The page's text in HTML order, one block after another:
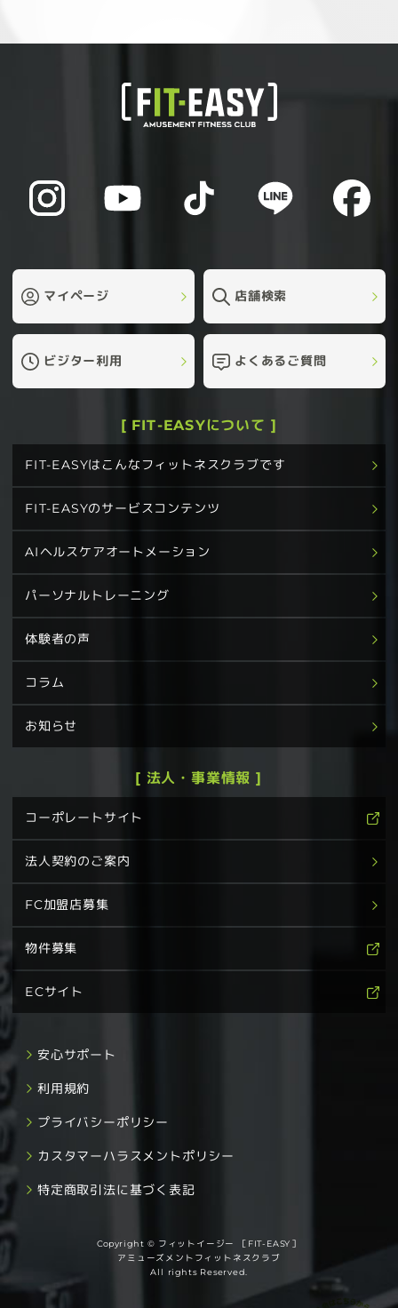
マイページ 店舗検索
ビジター利用 よくあるご質問
[ FIT-EASYについて ]
FIT-EASYはこんなフィットネスクラブです
FIT-EASYのサービスコンテンツ
AIヘルスケアオートメーション
パーソナルトレーニング
体験者の声
コラム
お知らせ
[ 法人・事業情報 ]
コーポレートサイト
法人契約のご案内
FC加盟店募集
物件募集
ECサイト
安心サポート
利用規約
プライバシーポリシー
カスタマーハラスメントポリシー
特定商取引法に基づく表記
Copyright © フィットイージー ［FIT-EASY］
アミューズメントフィットネスクラブ
All rights Reserved.